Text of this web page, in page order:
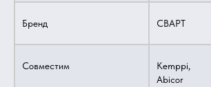
Бренд СВАРТ
Совместим
Kemppi,
Abicor